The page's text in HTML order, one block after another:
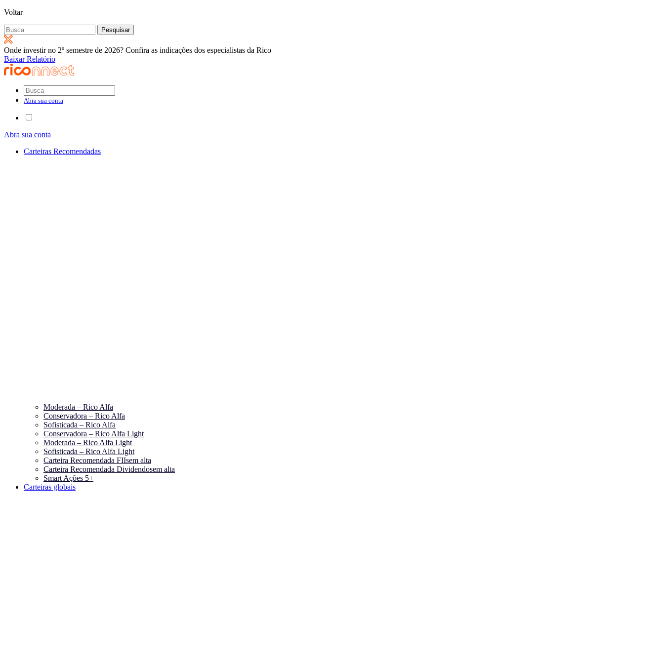
Voltar
Pesquisar
por:
Onde investir no 2º semestre de 2026? Confira as indicações dos especialistas da Rico
Baixar Relatório
Abra sua conta
Abra sua conta
Carteiras Recomendadas
Moderada – Rico Alfa
Conservadora – Rico Alfa
Sofisticada – Rico Alfa
Conservadora – Rico Alfa Light
Moderada – Rico Alfa Light
Sofisticada – Rico Alfa Light
Carteira Recomendada FIIsem alta
Carteira Recomendada Dividendosem alta
Smart Ações 5+
Carteiras globais